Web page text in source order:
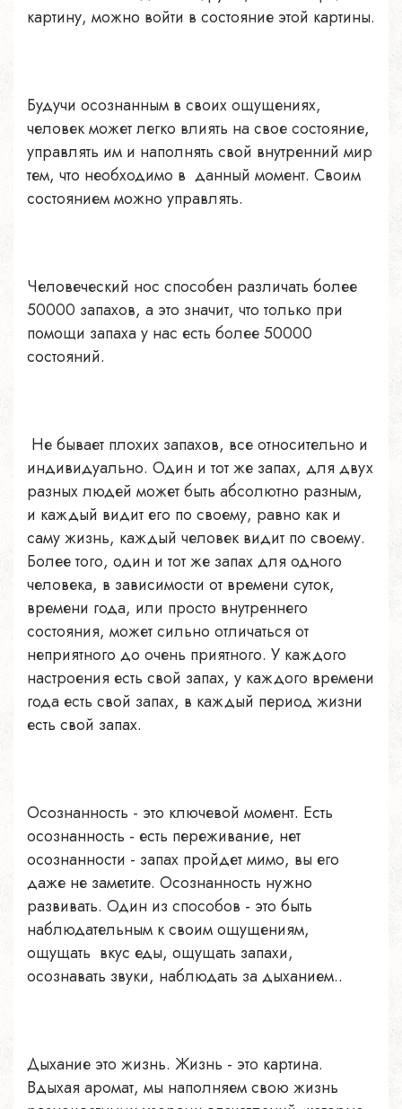
картину, можно войти в состояние этой картины.
Будучи осознанным в своих ощущениях,
человек может легко влиять на свое состояние,
управлять им и наполнять свой внутренний мир
тем, что необходимо в данный момент. Своим
состоянием можно управлять.
Человеческий нос способен различать более
50000 запахов, а это значит, что только при
помощи запаха у нас есть более 50000
состояний.
Не бывает плохих запахов, все относительно и
индивидуально. Один и тот же запах, для двух
разных людей может быть абсолютно разным,
и каждый видит его по своему, равно как и
саму жизнь, каждый человек видит по своему.
Более того, один и тот же запах для одного
человека, в зависимости от времени суток,
времени года, или просто внутреннего
состояния, может сильно отличаться от
неприятного до очень приятного. У каждого
настроения есть свой запах, у каждого времени
года есть свой запах, в каждый период жизни
есть свой запах.
Осознанность - это ключевой момент. Есть
осознанность - есть переживание, нет
осознанности - запах пройдет мимо, вы его
даже не заметите. Осознанность нужно
развивать. Один из способов - это быть
наблюдательным к своим ощущениям,
ощущать вкус еды, ощущать запахи,
осознавать звуки, наблюдать за дыханием..
Дыхание это жизнь. Жизнь - это картина.
Вдыхая аромат, мы наполняем свою жизнь